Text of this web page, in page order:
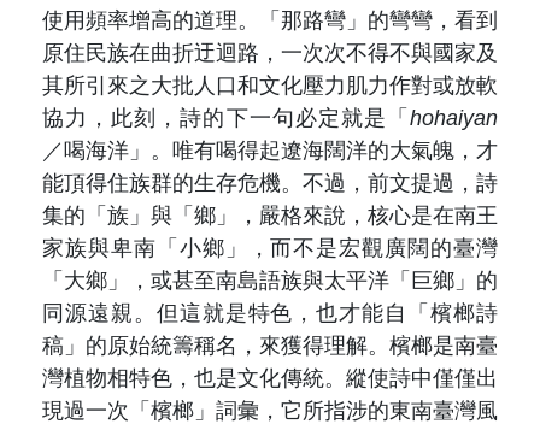
使用頻率增高的道理。「那路彎」的彎彎，看到
原住民族在曲折迂迴路，一次次不得不與國家及
其所引來之大批人口和文化壓力肌力作對或放軟
協力，此刻，詩的下一句必定就是「 hohaiyan
／喝海洋」。唯有喝得起遼海闊洋的大氣魄，才
能頂得住族群的生存危機。不過，前文提過，詩
集的「族」與「鄉」，嚴格來說，核心是在南王
家族與卑南「小鄉」，而不是宏觀廣闊的臺灣
「大鄉」，或甚至南島語族與太平洋「巨鄉」的
同源遠親。但這就是特色，也才能自「檳榔詩
稿」的原始統籌稱名，來獲得理解。檳榔是南臺
灣植物相特色，也是文化傳統。縱使詩中僅僅出
現過一次「檳榔」詞彙，它所指涉的東南臺灣風